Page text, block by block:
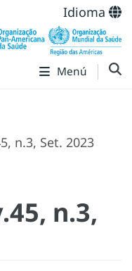
Idioma
Menú
n.3, Set. 2023
n.3,